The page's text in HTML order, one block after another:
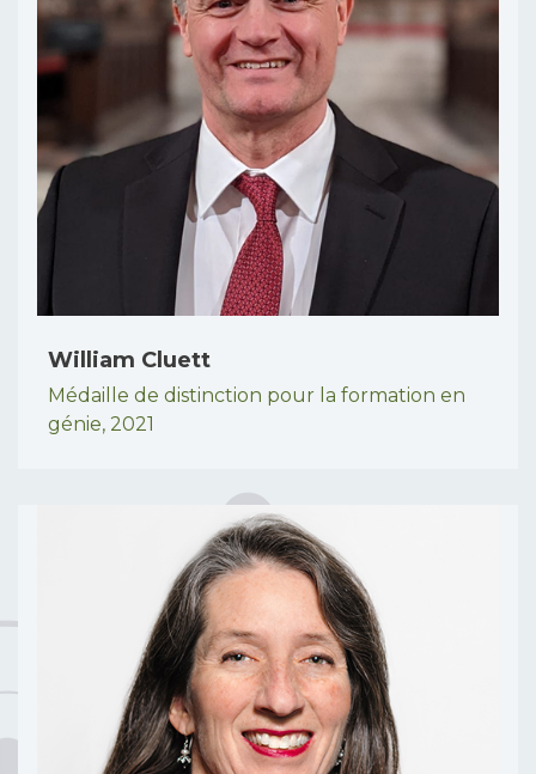
William Cluett
Médaille de distinction pour la formation en
génie, 2021